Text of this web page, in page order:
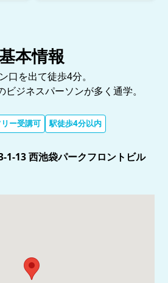
本情報
口を出て徒歩4分。
ジネスパーソンが多く通学。
ー受講可 駅徒歩4分以内
1-13 西池袋パークフロントビル